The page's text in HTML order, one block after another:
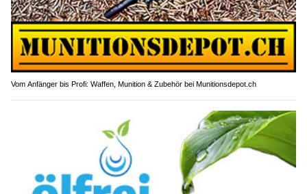
Vom Anfänger bis Profi: Waffen, Munition & Zubehör bei Munitionsdepot.ch